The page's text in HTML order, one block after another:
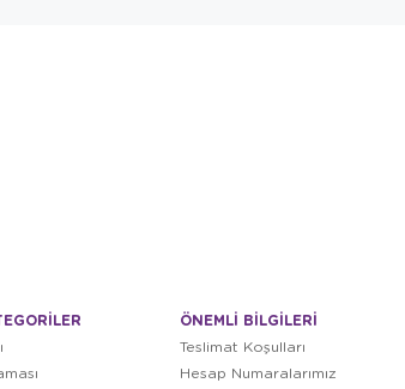
ÖNEMLİ BİLGİLERİ
Teslimat Koşulları
Hesap Numaralarımız